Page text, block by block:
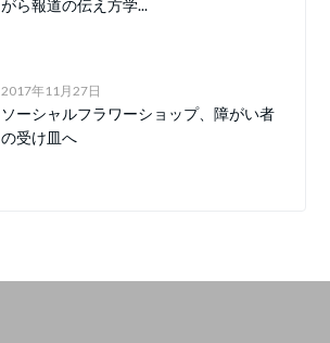
がら報道の伝え方学...
2017年11月27日
ソーシャルフラワーショップ、障がい者
の受け皿へ